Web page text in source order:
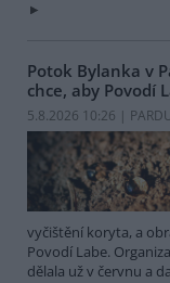
Potok Bylanka v
chce, aby Povodí
5.8.2026 10:26 |
vyčištění koryta, a
Povodí Labe.
dělala už v červnu a